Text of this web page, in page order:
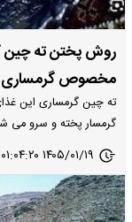
روش پختن ته چین
مخصوص گرمساری
ته‌ چین گرمساری این
گرمسار پخته و سرو می
۱۴۰۵/۰۱/۱۹ ۰۱:۰۴:۲۰